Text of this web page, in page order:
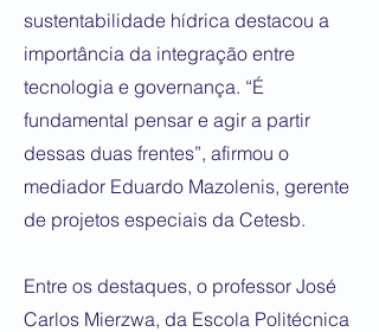
sustentabilidade hídrica destacou a
importância da integração entre
tecnologia e governança. “É
fundamental pensar e agir a partir
dessas duas frentes”, afirmou o
mediador Eduardo Mazolenis, gerente
de projetos especiais da Cetesb.
Entre os destaques, o professor José
Carlos Mierzwa, da Escola Politécnica